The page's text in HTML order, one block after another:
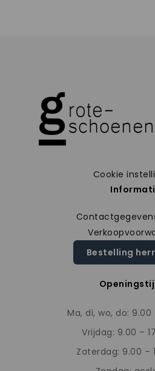
Cookie
Bestelling
Ma, di, wo, do: 9.00
Vrijdag: 9.00 –
Zaterdag: 9.00 –